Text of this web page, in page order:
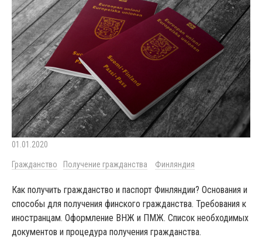
01.01.2020
Гражданство Получение гражданства Финляндия
Как получить гражданство и паспорт Финляндии? Основания и
способы для получения финского гражданства. Требования к
иностранцам. Оформление ВНЖ и ПМЖ. Список необходимых
документов и процедура получения гражданства.